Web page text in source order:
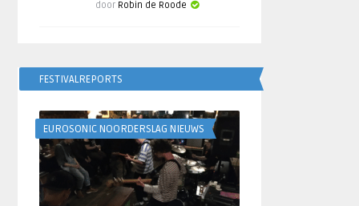
door Robin de Roode
FESTIVALREPORTS
EUROSONIC NOORDERSLAG NIEUWS